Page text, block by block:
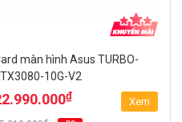
màn hình Asus TURBO-
10G-V2
₫
Xem